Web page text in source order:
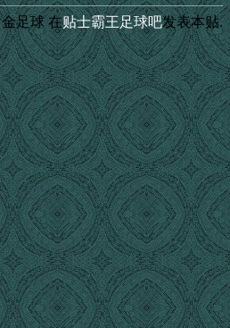
足球在贴士霸王足球吧发表本贴.